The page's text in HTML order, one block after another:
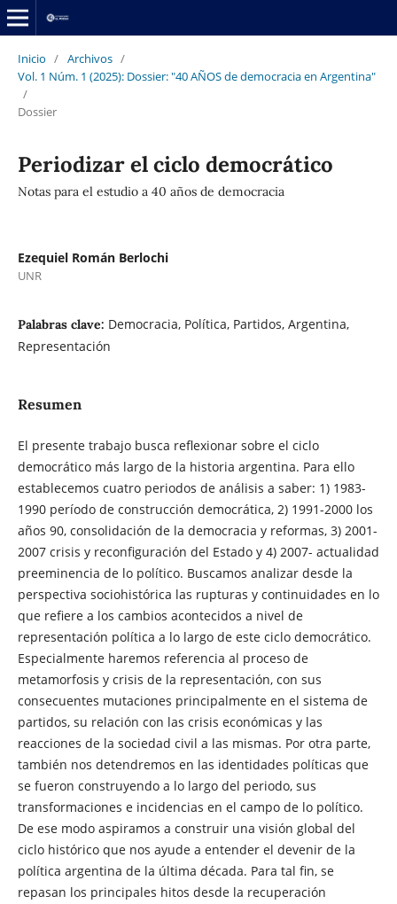
Inicio / Archivos /
Vol. 1 Núm. 1 (2025): Dossier: "40 AÑOS de democracia en Argentina"
/
Dossier
Periodizar el ciclo democrático
Notas para el estudio a 40 años de democracia
Ezequiel Román Berlochi
UNR
Palabras clave: Democracia, Política, Partidos, Argentina,
Representación
Resumen
El presente trabajo busca reflexionar sobre el ciclo
democrático más largo de la historia argentina. Para ello
establecemos cuatro periodos de análisis a saber: 1) 1983-
1990 período de construcción democrática, 2) 1991-2000 los
años 90, consolidación de la democracia y reformas, 3) 2001-
2007 crisis y reconfiguración del Estado y 4) 2007- actualidad
preeminencia de lo político. Buscamos analizar desde la
perspectiva sociohistórica las rupturas y continuidades en lo
que refiere a los cambios acontecidos a nivel de
representación política a lo largo de este ciclo democrático.
Especialmente haremos referencia al proceso de
metamorfosis y crisis de la representación, con sus
consecuentes mutaciones principalmente en el sistema de
partidos, su relación con las crisis económicas y las
reacciones de la sociedad civil a las mismas. Por otra parte,
también nos detendremos en las identidades políticas que
se fueron construyendo a lo largo del periodo, sus
transformaciones e incidencias en el campo de lo político.
De ese modo aspiramos a construir una visión global del
ciclo histórico que nos ayude a entender el devenir de la
política argentina de la última década. Para tal fin, se
repasan los principales hitos desde la recuperación